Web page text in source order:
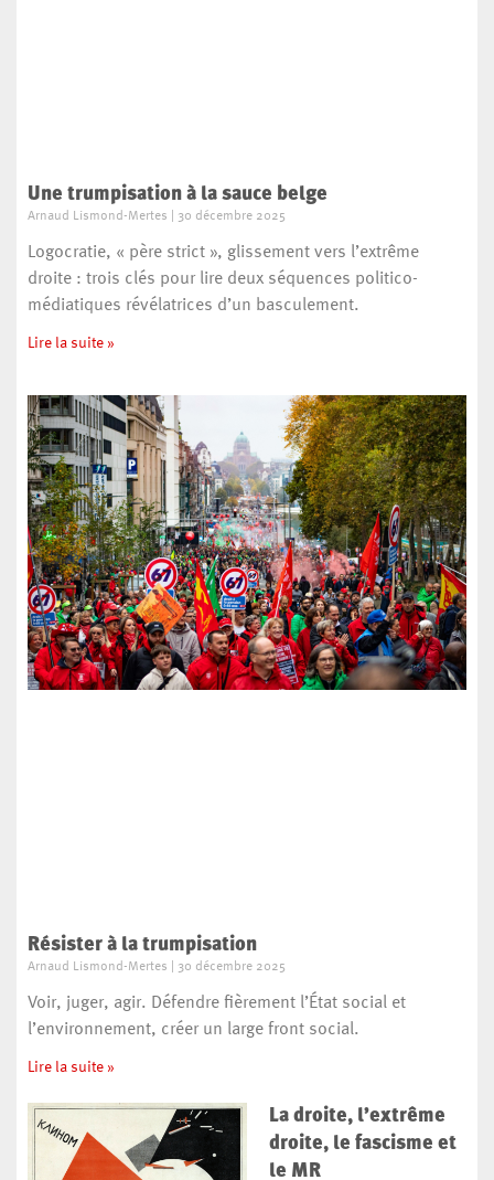
Une trumpisation à la sauce belge
Arnaud Lismond-Mertes 30 décembre 2025
Logocratie, « père strict », glissement vers l’extrême
droite : trois clés pour lire deux séquences politico-
médiatiques révélatrices d’un basculement.
Lire la suite »
Résister à la trumpisation
Arnaud Lismond-Mertes 30 décembre 2025
Voir, juger, agir. Défendre fièrement l’État social et
l’environnement, créer un large front social.
Lire la suite »
La droite, l’extrême
droite, le fascisme et
le MR